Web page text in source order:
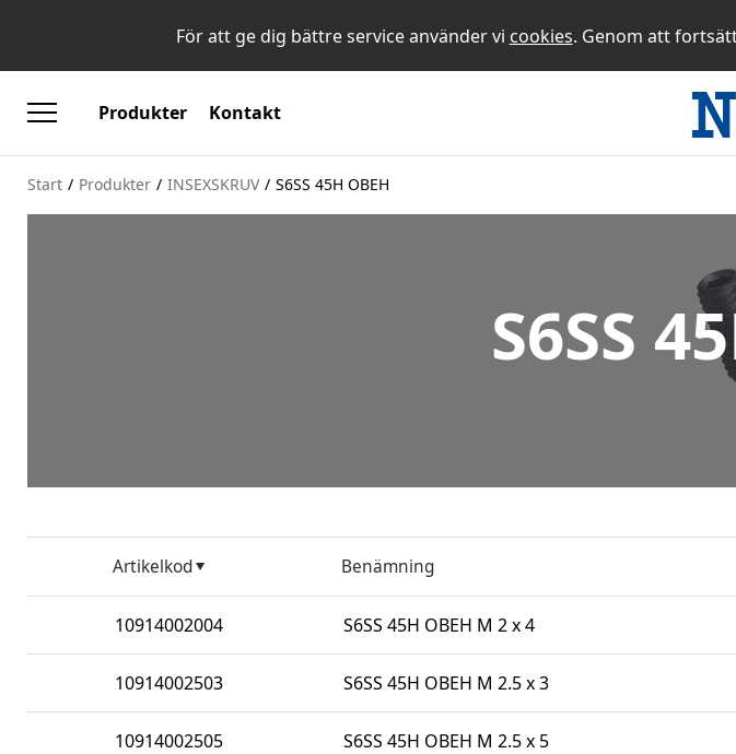
För att ge dig bättre service använder vi cookies. Genom att
Produkter Kontakt
Start / Produkter / INSEXSKRUV / S6SS 45H OBEH
S6SS
Artikelkod Benämning
10914002004 S6SS 45H OBEH M 2 x 4
10914002503 S6SS 45H OBEH M 2.5 x 3
10914002505 S6SS 45H OBEH M 2.5 x 5